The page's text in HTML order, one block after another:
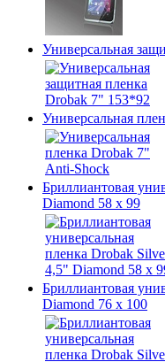
Универсальная
Универсальная
Бриллиантовая
Diamond 58 х 99
Бриллиантовая
Diamond 76 х 100